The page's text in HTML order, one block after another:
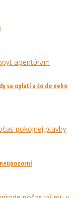
sa oplatí a čo do neho